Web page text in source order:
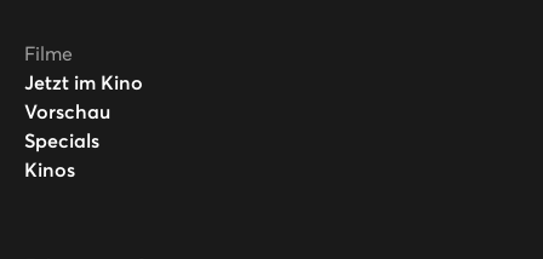
Filme
Jetzt im Kino
Vorschau
Specials
Kinos